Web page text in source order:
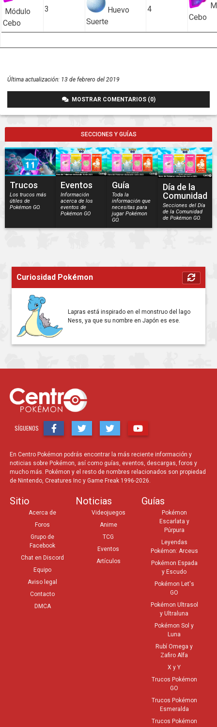
Módulo
Cebo
3
Huevo
Suerte
4
Cebo
Última actualización: 13 de febrero del 2019
MOSTRAR COMENTARIOS (0)
SECCIONES Y GUÍAS
Trucos
Los trucos más
útiles de
Pokémon GO.
Eventos
Información
acerca de los
eventos de
Pokémon GO
Guía
Toda la
información que
necesitas para
jugar Pokémon
GO.
Día de la
Comunidad
Secciones del Día
de la Comunidad
de Pokémon GO.
Curiosidad Pokémon
Lapras está inspirado en el monstruo del lago
Ness, ya que su nombre en Japón es ese.
SÍGUENOS
En Centro Pokémon podrás encontrar la más reciente información y
noticias sobre Pokémon, así como guías, eventos, descargas, foros y
mucho más. Pokémon y el resto de nombres relacionados son propiedad
de Nintendo, Creatures Inc y Game Freak 1996-2026.
Sitio
Acerca de
Foros
Grupo de
Facebook
Chat en Discord
Equipo
Aviso legal
Contacto
DMCA
Noticias
Videojuegos
Anime
TCG
Eventos
Artículos
Guías
Pokémon
Escarlata y
Púrpura
Leyendas
Pokémon: Arceus
Pokémon Espada
y Escudo
Pokémon Let's
GO
Pokémon Ultrasol
y Ultraluna
Pokémon Sol y
Luna
Rubí Omega y
Zafiro Alfa
X y Y
Trucos Pokémon
GO
Trucos Pokémon
Esmeralda
Trucos Pokémon